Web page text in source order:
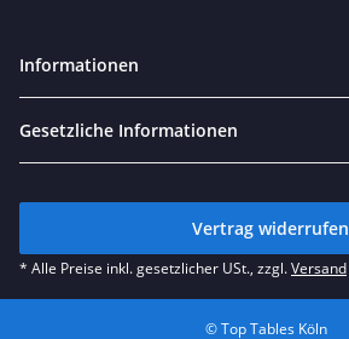
Informationen
Gesetzliche Informationen
Vertrag widerrufen
* Alle Preise inkl. gesetzlicher USt., zzgl.Versand
© Top Tables Köln